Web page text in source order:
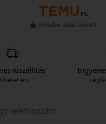
HU
Minden adat védett
kiszállítás